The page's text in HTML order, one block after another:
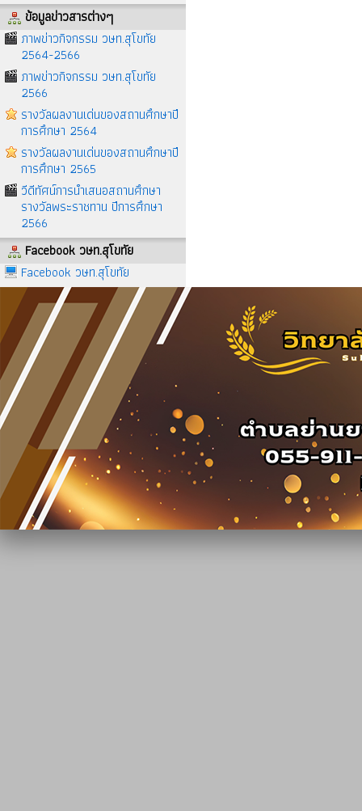
ข้อมูลข่าวสารต่างๆ
ภาพข่าวกิจกรรม วษท.สุโขทัย
2564-2566
ภาพข่าวกิจกรรม วษท.สุโขทัย
2566
รางวัลผลงานเด่นของสถานศึกษาปี
การศึกษา 2564
รางวัลผลงานเด่นของสถานศึกษาปี
การศึกษา 2565
วีดีทัศน์การนำเสนอสถานศึกษา
รางวัลพระราชทาน ปีการศึกษา
2566
Facebook วษท.สุโขทัย
Facebook วษท.สุโขทัย